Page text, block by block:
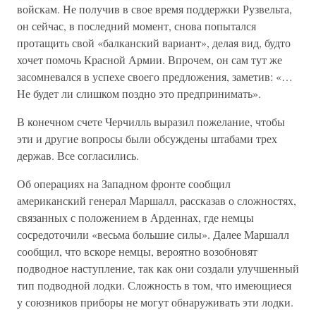
войскам. Не получив в свое время поддержки Рузвельта,
он сейчас, в последний момент, снова попытался
протащить свой «балканский вариант», делая вид, будто
хочет помочь Красной Армии. Впрочем, он сам тут же
засомневался в успехе своего предложения, заметив: «…
Не будет ли слишком поздно это предпринимать».
В конечном счете Черчилль выразил пожелание, чтобы
эти и другие вопросы были обсуждены штабами трех
держав. Все согласились.
Об операциях на Западном фронте сообщил
американский генерал Маршалл, рассказав о сложностях,
связанных с положением в Арденнах, где немцы
сосредоточили «весьма большие силы». Далее Маршалл
сообщил, что вскоре немцы, вероятно возобновят
подводное наступление, так как они создали улучшенный
тип подводной лодки. Сложность в том, что имеющиеся
у союзников приборы не могут обнаруживать эти лодки.